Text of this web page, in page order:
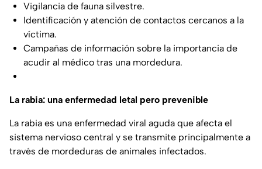
Vigilancia de fauna silvestre.
Identificación y atención de contactos cercanos a la
víctima.
Campañas de información sobre la importancia de
acudir al médico tras una mordedura.
La rabia: una enfermedad letal pero prevenible
La rabia es una enfermedad viral aguda que afecta el
sistema nervioso central y se transmite principalmente a
través de mordeduras de animales infectados.